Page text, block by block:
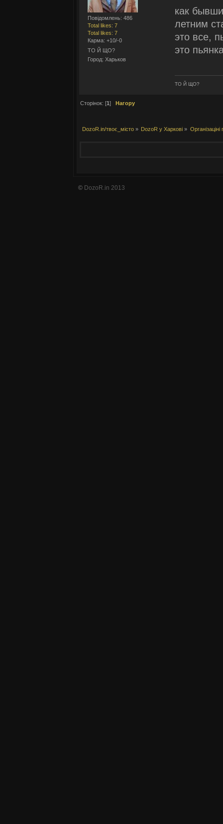
Повідомлень: 486
Total likes: 7
Total likes: 7
Карма: +10/-0
ТО Й ЩО?
Город: Харьков
как
летним
это все,
это
ТО Й ЩО?
Сторінок: [1]Нагору
DozoR.in/твоє_місто » DozoR у Харкові »
© DozoR.in 2013